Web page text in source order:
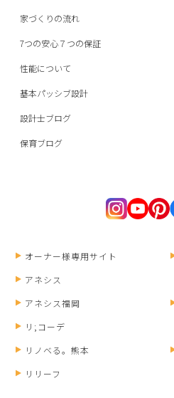
家づくりの流れ
7つの安心７つの保証
性能について
基本パッシブ設計
設計士ブログ
保育ブログ
オーナー様専用サイト
アネシス
アネシス福岡
リ;コーデ
リノベる。熊本
リリーフ